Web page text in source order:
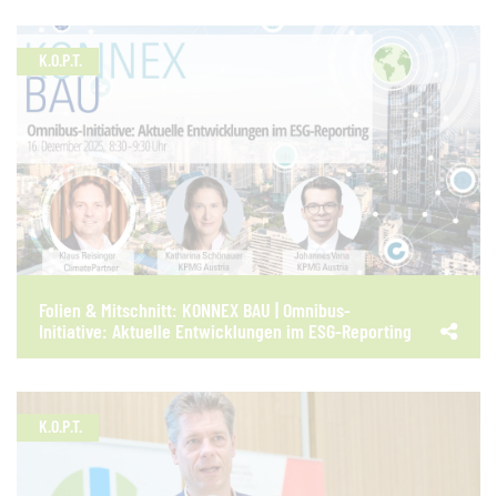
K.O.P.T.
Folien & Mitschnitt: KONNEX BAU | Omnibus-
Initiative: Aktuelle Entwicklungen im ESG-Reporting
K.O.P.T.